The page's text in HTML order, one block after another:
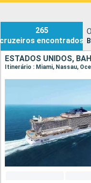
265
cruzeiros encontrados
ESTADOS UNIDOS,
Itinerário : Miami, Nassau,